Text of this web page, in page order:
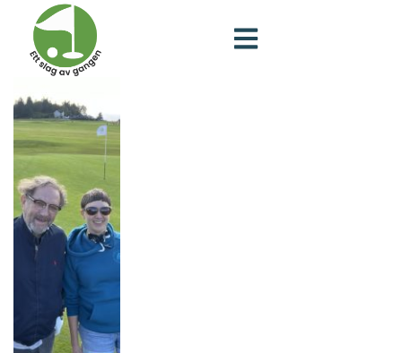
Dag: 6. november 2024